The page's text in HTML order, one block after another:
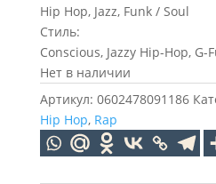
Hip Hop, Jazz, Funk / Soul
Стиль:
Conscious, Jazzy Hip-Hop, G-
Нет в наличии
Артикул: 0602478091186
Hip Hop, Rap